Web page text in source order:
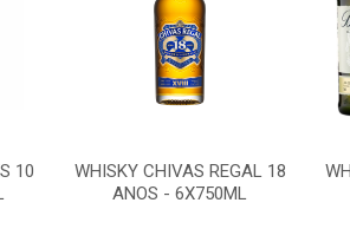
10
WHISKY CHIVAS REGAL 18
ANOS - 6X750ML